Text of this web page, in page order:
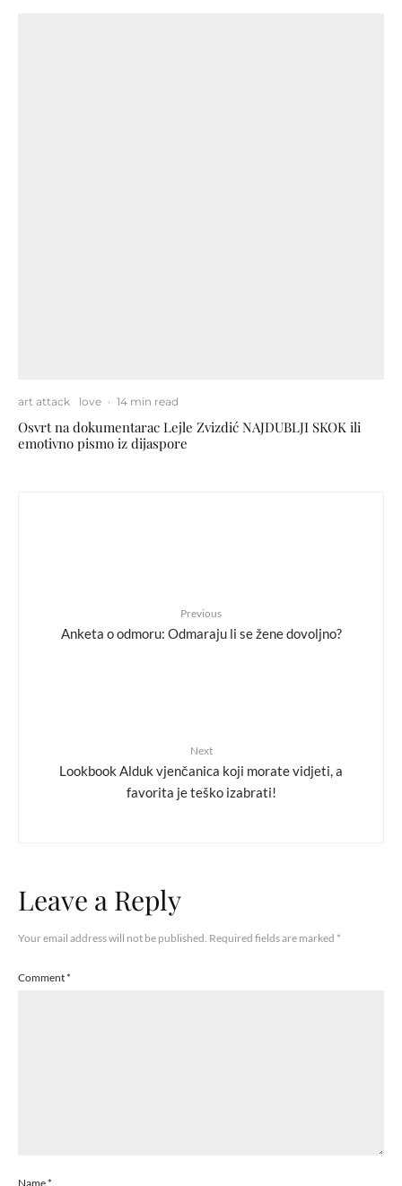
art attack love · 14 min read
Osvrt na dokumentarac Lejle Zvizdić NAJDUBLJI SKOK ili
emotivno pismo iz dijaspore
Previous
Anketa o odmoru: Odmaraju li se žene dovoljno?
Next
Lookbook Alduk vjenčanica koji morate vidjeti, a
favorita je teško izabrati!
Leave a Reply
Your email address will not be published. Required fields are marked *
Comment*
Name*